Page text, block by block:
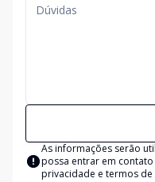
As informações serão
possa entrar em
privacidade e termos de